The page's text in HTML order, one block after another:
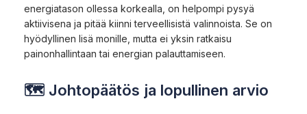
energiatason ollessa korkealla, on helpompi pysyä
aktiivisena ja pitää kiinni terveellisistä valinnoista. Se on
hyödyllinen lisä monille, mutta ei yksin ratkaisu
painonhallintaan tai energian palauttamiseen.
🗺 Johtopäätös ja lopullinen arvio